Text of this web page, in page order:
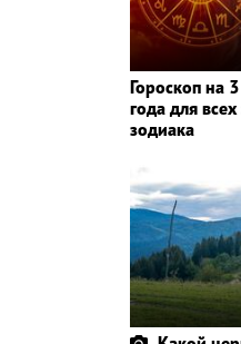
Гороскоп на
года для
зодиака